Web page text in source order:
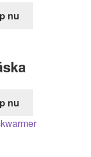
nu
nu